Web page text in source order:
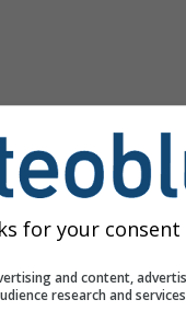
for your consent
and content,
research and